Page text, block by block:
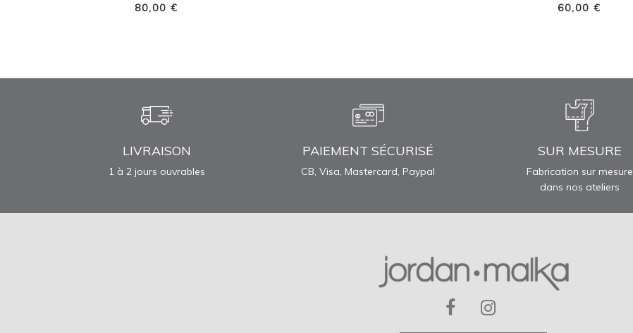
80,00 € 60,00 €
LIVRAISON
1 à 2 jours ouvrables
PAIEMENT SÉCURISÉ
CB, Visa, Mastercard, Paypal
SUR MESURE
Fabrication sur mesure
dans nos ateliers